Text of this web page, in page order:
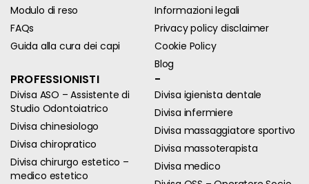
Modulo di reso
FAQs
Guida alla cura dei capi
Informazioni legali
Privacy policy disclaimer
Cookie Policy
Blog
PROFESSIONISTI
Divisa ASO – Assistente di
Studio Odontoiatrico
Divisa chinesiologo
Divisa chiropratico
Divisa chirurgo estetico –
medico estetico
-
Divisa igienista dentale
Divisa infermiere
Divisa massaggiatore sportivo
Divisa massoterapista
Divisa medico